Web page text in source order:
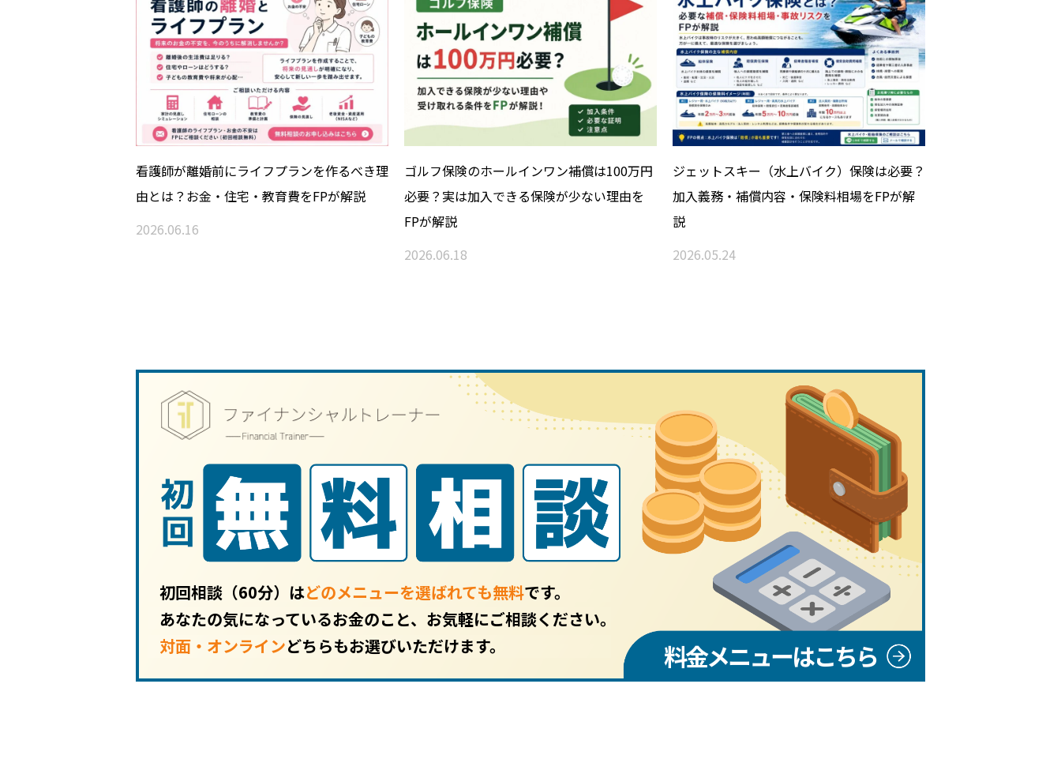
看護師が離婚前にライフプランを作るべき理
由とは？お金・住宅・教育費をFPが解説
2026.06.16
ゴルフ保険のホールインワン補償は100万円
必要？実は加入できる保険が少ない理由を
FPが解説
2026.06.18
ジェットスキー（水上バイク）保険は必要？
加入義務・補償内容・保険料相場をFPが解
説
2026.05.24
初回相談（60分）はどのメニューを選ばれても無料です。
あなたの気になっているお金のこと、お気軽にご相談ください。
対面・オンラインどちらもお選びいただけます。 料金メニューはこちら